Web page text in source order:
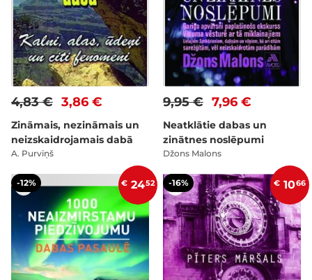
3,86 €
4,83 €
Zināmais, nezināmais un
neizskaidrojamais dabā
A. Purviņš
7,96 €
9,95 €
Neatklātie dabas un
zinātnes noslēpumi
Džons Malons
-12% € 2452 -16% € 1066